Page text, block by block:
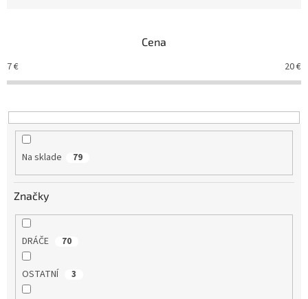
e
p
r
d
Cena
7€ 20€
Na sklade 79
Značky
DRÁČE 70
OSTATNÍ 3